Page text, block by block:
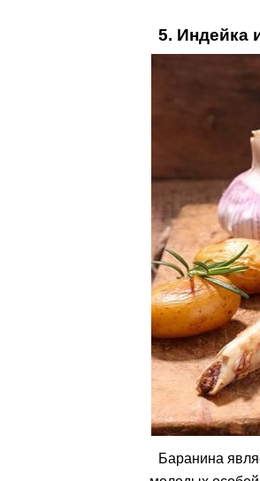
5. Индейка
Баранина